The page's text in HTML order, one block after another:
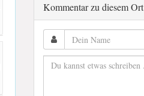
Kommentar zu diesem Ort